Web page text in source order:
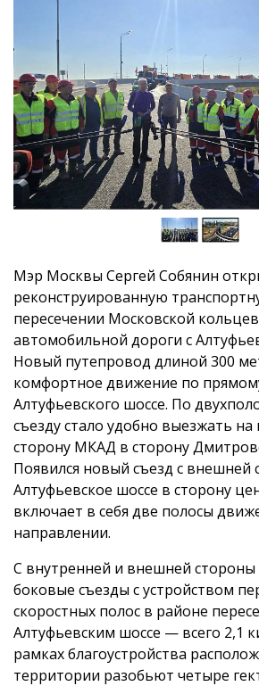
Мэр Москвы Сергей Собянин
реконструированную
пересечении Московской
автомобильной дороги с
Новый путепровод длиной 300
комфортное движение по
Алтуфьевского шоссе. По
съезду стало удобно выезжать
сторону МКАД в сторону
Появился новый съезд с
Алтуфьевское шоссе в сторону
включает в себя две полосы
направлении.
С внутренней и внешней
боковые съезды с устройством
скоростных полос в районе
Алтуфьевским шоссе — всего 2,1
рамках благоустройства
территории разобьют четыре